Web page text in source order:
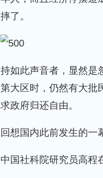
摔了。
持如此声音者，显然是
第大区时，仍然有大批
求政府归还自由。
回想国内此前发生的一
中国社科院研究员高程